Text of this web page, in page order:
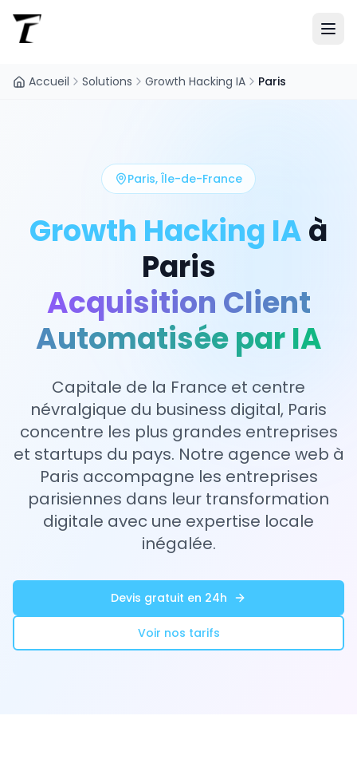
Accueil Solutions Growth Hacking IA Paris
Paris, Île-de-France
Growth Hacking IAà
Paris
Acquisition Client
Automatisée par IA
Capitale de la France et centre
névralgique du business digital, Paris
concentre les plus grandes entreprises
et startups du pays. Notre agence web à
Paris accompagne les entreprises
parisiennes dans leur transformation
digitale avec une expertise locale
inégalée.
Devis gratuit en 24h
Voir nos tarifs